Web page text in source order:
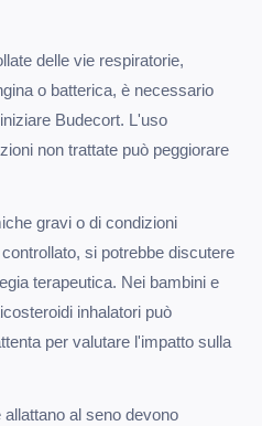
delle vie respiratorie,
o batterica, è necessario
Budecort. L'uso
non trattate può peggiorare
gravi o di condizioni
si potrebbe discutere
terapeutica. Nei bambini e
inhalatori può
per valutare l'impatto sulla
al seno devono